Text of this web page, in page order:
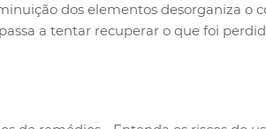
dos elementos desorganiza o
a tentar recuperar o que foi